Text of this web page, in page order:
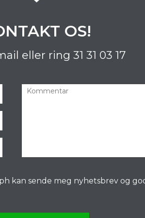
OS!
eller ring 31 31 03 17
kan sende meg nyhetsbrev og